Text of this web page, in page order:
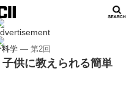
学 ― 第2回
供に教えられる簡単